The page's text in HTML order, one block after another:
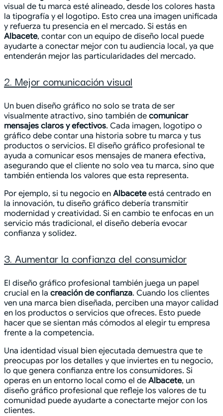
visual de tu marca esté alineado, desde los colores hasta
la tipografía y el logotipo. Esto crea una imagen unificada
y refuerza tu presencia en el mercado. Si estás en
Albacete, contar con un equipo de diseño local puede
ayudarte a conectar mejor con tu audiencia local, ya que
entenderán mejor las particularidades del mercado.
2. Mejor comunicación visual
Un buen diseño gráfico no solo se trata de ser
visualmente atractivo, sino también de comunicar
mensajes claros y efectivos. Cada imagen, logotipo o
gráfico debe contar una historia sobre tu marca y tus
productos o servicios. El diseño gráfico profesional te
ayuda a comunicar esos mensajes de manera efectiva,
asegurando que el cliente no solo vea tu marca, sino que
también entienda los valores que esta representa.
Por ejemplo, si tu negocio en Albaceteestá centrado en
la innovación, tu diseño gráfico debería transmitir
modernidad y creatividad. Si en cambio te enfocas en un
servicio más tradicional, el diseño debería evocar
confianza y solidez.
3. Aumentar la confianza del consumidor
El diseño gráfico profesional también juega un papel
crucial en la creación de confianza. Cuando los clientes
ven una marca bien diseñada, perciben una mayor calidad
en los productos o servicios que ofreces. Esto puede
hacer que se sientan más cómodos al elegir tu empresa
frente a la competencia.
Una identidad visual bien ejecutada demuestra que te
preocupas por los detalles y que inviertes en tu negocio,
lo que genera confianza entre los consumidores. Si
operas en un entorno local como el de Albacete, un
diseño gráfico profesional que refleje los valores de tu
comunidad puede ayudarte a conectarte mejor con los
clientes.